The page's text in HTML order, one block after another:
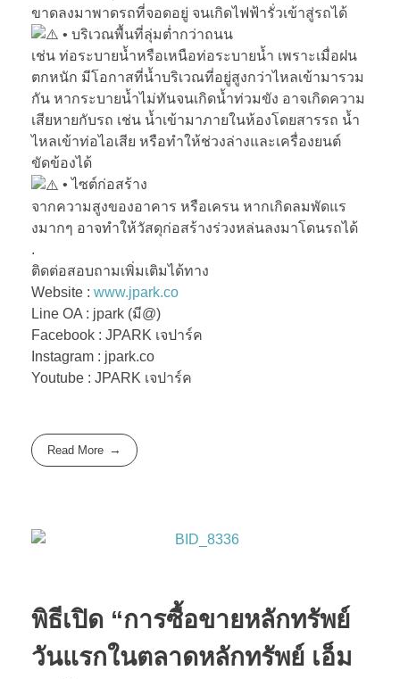
ขาดลงมาพาดรถที่จอดอยู่ จนเกิดไฟฟ้ารั่วเข้าสู่รถได้
• บริเวณพื้นที่ลุ่มต่ำกว่าถนน
เช่น ท่อระบายน้ำหรือเหนือท่อระบายน้ำ เพราะเมื่อฝน
ตกหนัก มีโอกาสที่น้ำบริเวณที่อยู่สูงกว่าไหลเข้ามารวม
กัน หากระบายน้ำไม่ทันจนเกิดน้ำท่วมขัง อาจเกิดความ
เสียหายกับรถ เช่น น้ำเข้ามาภายในห้องโดยสารรถ น้ำ
ไหลเข้าท่อไอเสีย หรือทำให้ช่วงล่างและเครื่องยนต์
ขัดข้องได้
• ไซต์ก่อสร้าง
จากความสูงของอาคาร หรือเครน หากเกิดลมพัดแร
งมากๆ อาจทำให้วัสดุก่อสร้างร่วงหล่นลงมาโดนรถได้
.
ติดต่อสอบถามเพิ่มเติมได้ทาง
Website : www.jpark.co
Line OA : jpark (มี@)
Facebook : JPARK เจปาร์ค
Instagram : jpark.co
Youtube : JPARK เจปาร์ค
Read More
พิธีเปิด “การซื้อขายหลักทรัพย์
วันแรกในตลาดหลักทรัพย์ เอ็ม